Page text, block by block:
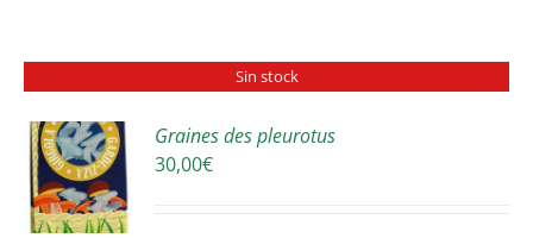
Sin stock
Graines des pleurotus
30,00€